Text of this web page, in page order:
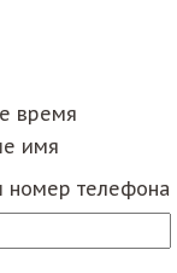
время
имя
номер телефона